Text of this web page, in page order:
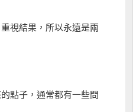
視結果，所以永遠是兩
點子，通常都有一些問